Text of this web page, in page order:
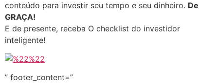
conteúdo para investir seu tempo e seu dinheiro. De
GRAÇA!
E de presente, receba O checklist do investidor
inteligente!
” footer_content=”